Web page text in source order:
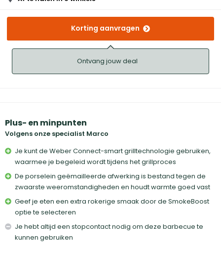
Korting aanvragen
Ontvang jouw deal
Plus- en minpunten
Volgens onze specialist Marco
Je kunt de Weber Connect-smart grilltechnologie gebruiken,
waarmee je begeleid wordt tijdens het grillproces
De porselein geëmailleerde afwerking is bestand tegen de
zwaarste weeromstandigheden en houdt warmte goed vast
Geef je eten een extra rokerige smaak door de SmokeBoost
optie te selecteren
Je hebt altijd een stopcontact nodig om deze barbecue te
kunnen gebruiken